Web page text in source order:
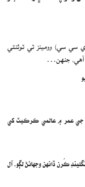
سي) وومينز ٽي ٽوئنٽي
جان ٽرنر 25 ورهين جي عمر ۾ عالمي ڪرڪيٽ کي
ڪُرن ڏانهن وجهائڻ لڳو، آل